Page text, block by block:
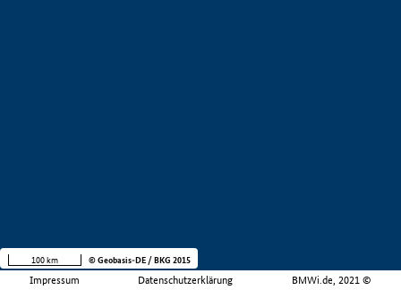
Impressum Datenschutzerklärung BMWi.de, 2021 ©
100 km © Geobasis-DE / BKG 2015